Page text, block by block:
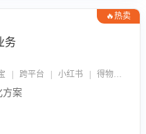
🔥热卖
务
京东 | 抖音 | 快手 | 拼多多 | 淘宝 | 跨平台 | 小红书 | 得物 | 企业微信
方案